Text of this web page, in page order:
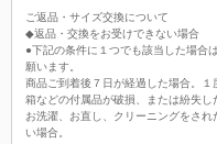
ご返品・サイズ交換について
◆返品・交換をお受けできない場合
●下記の条件に１つでも該当した場合
願います。
商品ご到着後７日が経過した場合。
箱などの付属品が破損、または紛失し
お洗濯、お直し、クリーニングをさ
い場合。